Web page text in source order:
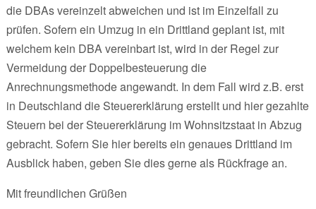
die DBAs vereinzelt abweichen und ist im Einzelfall zu
prüfen. Sofern ein Umzug in ein Drittland geplant ist, mit
welchem kein DBA vereinbart ist, wird in der Regel zur
Vermeidung der Doppelbesteuerung die
Anrechnungsmethode angewandt. In dem Fall wird z.B. erst
in Deutschland die Steuererklärung erstellt und hier gezahlte
Steuern bei der Steuererklärung im Wohnsitzstaat in Abzug
gebracht. Sofern Sie hier bereits ein genaues Drittland im
Ausblick haben, geben Sie dies gerne als Rückfrage an.
Mit freundlichen Grüßen